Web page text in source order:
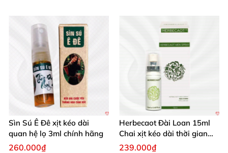
Sìn Sú Ê Đê xịt kéo dài
quan hệ lọ 3ml chính hãng
260.000₫
Herbecaot Đài Loan 15ml
Chai xịt kéo dài thời gian
hiệu quả
239.000₫